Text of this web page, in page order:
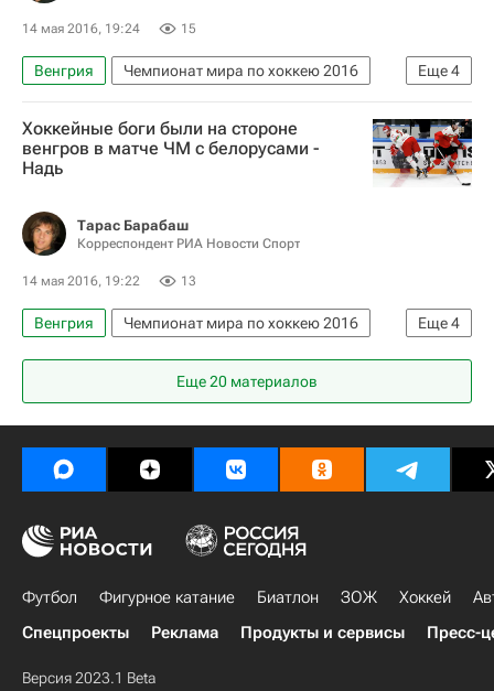
14 мая 2016, 19:24 15
Еще4
Венгрия
Чемпионат мира по хоккею 2016
Хоккей
Спорт
Чемпионат мира по хоккею
Белоруссия
Хоккейные боги были на стороне
венгров в матче ЧМ с белорусами -
Надь
Тарас Барабаш
Корреспондент РИА Новости Спорт
14 мая 2016, 19:22 13
Еще4
Венгрия
Чемпионат мира по хоккею 2016
Хоккей
Спорт
Чемпионат мира по хоккею
Еще 20 материалов
Футбол Фигурное катание Биатлон ЗОЖ Хоккей
Спецпроекты
Реклама Продукты и сервисы Пресс-
Версия 2023.1 Beta